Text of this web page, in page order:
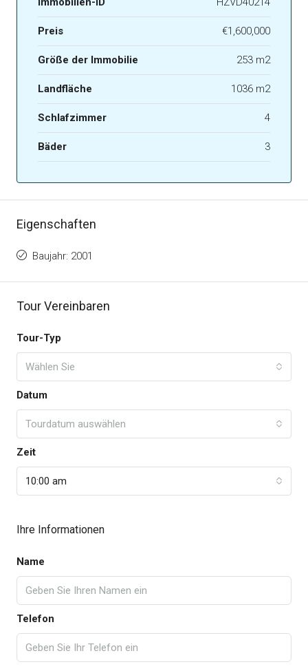
Preis €1,600,000
Größe der Immobilie 253 m2
Landfläche 1036 m2
Schlafzimmer 4
Bäder 3
Eigenschaften
Baujahr: 2001
Tour Vereinbaren
Tour-Typ
Wählen Sie
Datum
Tourdatum auswählen
Zeit
10:00 am
Ihre Informationen
Name
Telefon